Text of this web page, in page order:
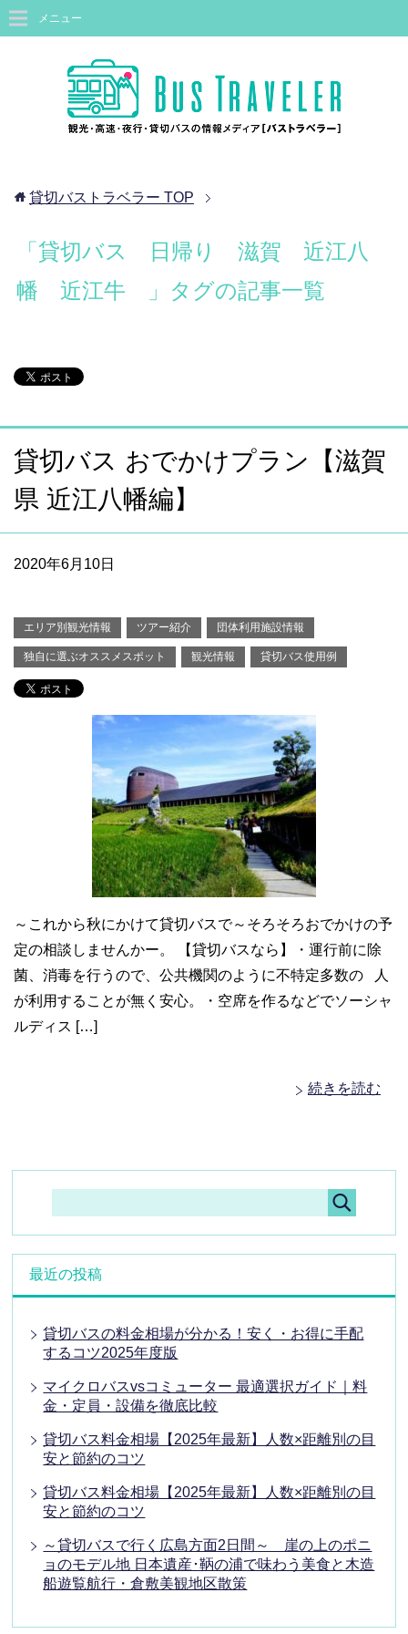
メニュー
貸切バストラベラー TOP
「貸切バス 日帰り 滋賀 近江八
幡 近江牛 」タグの記事一覧
貸切バス おでかけプラン【滋賀
県 近江八幡編】
2020年6月10日
エリア別観光情報 ツアー紹介 団体利用施設情報
独自に選ぶオススメスポット 観光情報 貸切バス使用例
～これから秋にかけて貸切バスで～そろそろおでかけの予
定の相談しませんかー。 【貸切バスなら】・運行前に除
菌、消毒を行うので、公共機関のように不特定多数の 人
が利用することが無く安心。・空席を作るなどでソーシャ
ルディス […]
続きを読む
最近の投稿
貸切バスの料金相場が分かる！安く・お得に手配
するコツ2025年度版
マイクロバスvsコミューター 最適選択ガイド｜料
金・定員・設備を徹底比較
貸切バス料金相場【2025年最新】人数×距離別の目
安と節約のコツ
貸切バス料金相場【2025年最新】人数×距離別の目
安と節約のコツ
～貸切バスで行く広島方面2日間～ 崖の上のポニ
ョのモデル地 日本遺産･鞆の浦で味わう美食と木造
船遊覧航行・倉敷美観地区散策